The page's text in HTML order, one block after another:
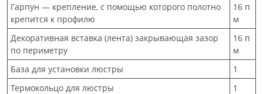
Гарпун — крепление, с помощью которого полотно
крепится к профилю
16 п
м
Декоративная вставка (лента) закрывающая зазор
по периметру
16 п
м
База для установки люстры
1
Термокольцо для люстры
1